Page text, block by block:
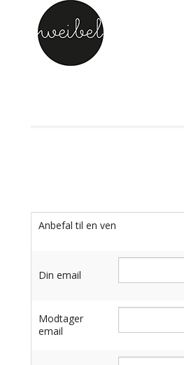
Anbefal til en ven
Din email
Modtager
email